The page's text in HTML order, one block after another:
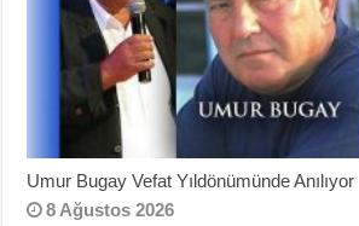
Umur Bugay Vefat Yıldönümünde Anılıyor
8 Ağustos 2026